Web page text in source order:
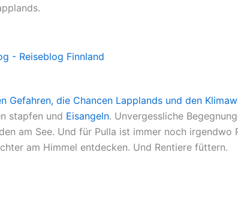
Gefahren, die Chancen Lapplands und den
stapfen und Eisangeln. Unvergessliche
am See. Und für Pulla ist immer noch irgendwo
am Himmel entdecken. Und Rentiere füttern.